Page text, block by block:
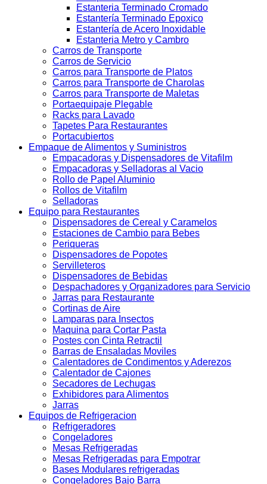
Estanteria Terminado Cromado
Estantería Terminado Epoxico
Estantería de Acero Inoxidable
Estanteria Metro y Cambro
Carros de Transporte
Carros de Servicio
Carros para Transporte de Platos
Carros para Transporte de Charolas
Carros para Transporte de Maletas
Portaequipaje Plegable
Racks para Lavado
Tapetes Para Restaurantes
Portacubiertos
Empaque de Alimentos y Suministros
Empacadoras y Dispensadores de Vitafilm
Empacadoras y Selladoras al Vacio
Rollo de Papel Aluminio
Rollos de Vitafilm
Selladoras
Equipo para Restaurantes
Dispensadores de Cereal y Caramelos
Estaciones de Cambio para Bebes
Periqueras
Dispensadores de Popotes
Servilleteros
Dispensadores de Bebidas
Despachadores y Organizadores para Servicio
Jarras para Restaurante
Cortinas de Aire
Lamparas para Insectos
Maquina para Cortar Pasta
Postes con Cinta Retractil
Barras de Ensaladas Moviles
Calentadores de Condimentos y Aderezos
Calentador de Cajones
Secadores de Lechugas
Exhibidores para Alimentos
Jarras
Equipos de Refrigeracion
Refrigeradores
Congeladores
Mesas Refrigeradas
Mesas Refrigeradas para Empotrar
Bases Modulares refrigeradas
Congeladores Bajo Barra